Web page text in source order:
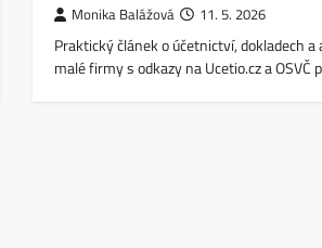
Monika Balážová 11. 5. 2026
Praktický článek o účetnictví, dokladech
malé firmy s odkazy na Ucetio.cz a OSVČ